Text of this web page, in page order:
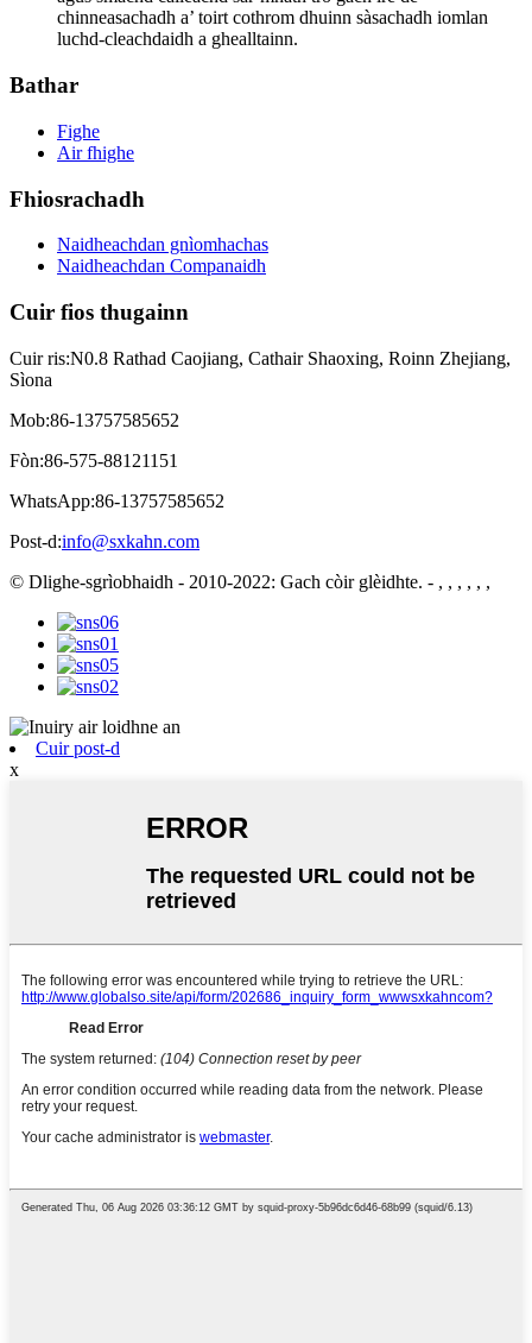
chinneasachadh a’ toirt cothrom dhuinn sàsachadh iomlan
luchd-cleachdaidh a ghealltainn.
Bathar
Fighe
Air fhighe
Fhiosrachadh
Naidheachdan gnìomhachas
Naidheachdan Companaidh
Cuir fios thugainn
Cuir ris:N0.8 Rathad Caojiang, Cathair Shaoxing, Roinn Zhejiang,
Sìona
Mob:86-13757585652
Fòn:86-575-88121151
WhatsApp:86-13757585652
Post-d:info@sxkahn.com
© Dlighe-sgrìobhaidh - 2010-2022: Gach còir glèidhte. - , , , , , ,
Cuir post-d
x